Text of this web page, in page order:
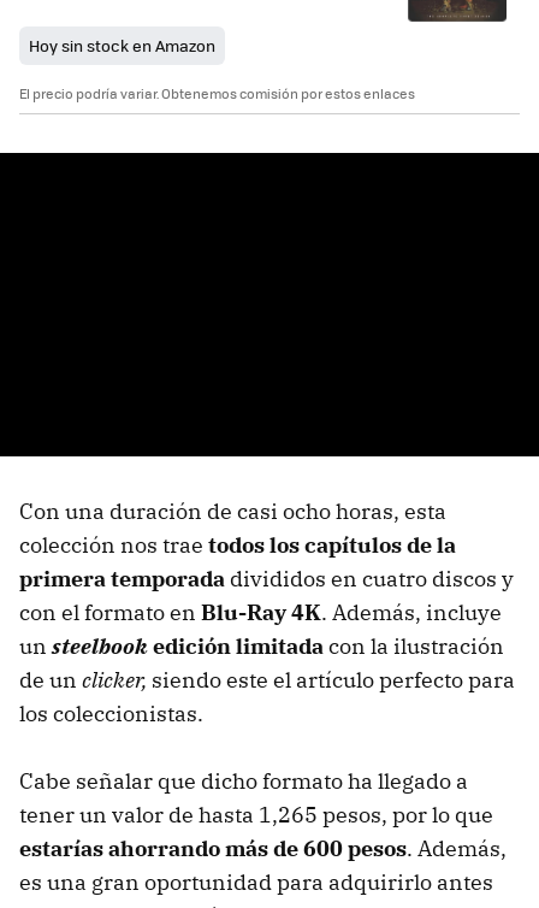
Hoy sin stock en Amazon
El precio podría variar. Obtenemos comisión por estos enlaces
Con una duración de casi ocho horas, esta
colección nos trae todos los capítulos de la
primera temporada divididos en cuatro discos y
con el formato en Blu-Ray 4K. Además, incluye
unsteelbookedición limitadacon la ilustración
de un clicker, siendo este el artículo perfecto para
los coleccionistas.
Cabe señalar que dicho formato ha llegado a
tener un valor de hasta 1,265 pesos, por lo que
estarías ahorrando más de 600 pesos. Además,
es una gran oportunidad para adquirirlo antes